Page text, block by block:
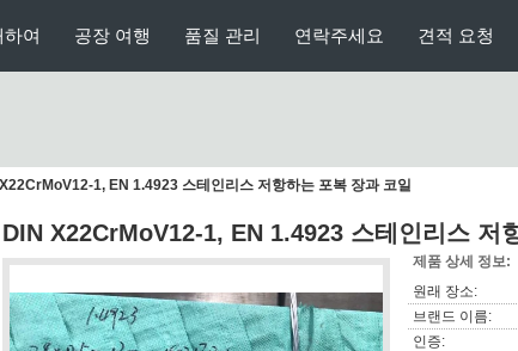
여 공장 여행 품질 관리 연락주세요 견적 요청
1, EN 1.4923 스테인리스 저항하는 포복 장과 코일
DIN X22CrMoV12-1, EN 1.4923 스테인리스 저
제품 상세 정보:
원래 장소:
브랜드 이름:
인증: